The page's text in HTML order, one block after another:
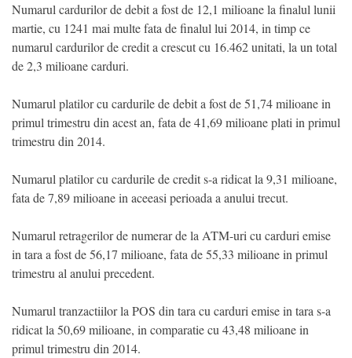
Numarul cardurilor de debit a fost de 12,1 milioane la finalul lunii
martie, cu 1241 mai multe fata de finalul lui 2014, in timp ce
numarul cardurilor de credit a crescut cu 16.462 unitati, la un total
de 2,3 milioane carduri.
Numarul platilor cu cardurile de debit a fost de 51,74 milioane in
primul trimestru din acest an, fata de 41,69 milioane plati in primul
trimestru din 2014.
Numarul platilor cu cardurile de credit s-a ridicat la 9,31 milioane,
fata de 7,89 milioane in aceeasi perioada a anului trecut.
Numarul retragerilor de numerar de la ATM-uri cu carduri emise
in tara a fost de 56,17 milioane, fata de 55,33 milioane in primul
trimestru al anului precedent.
Numarul tranzactiilor la POS din tara cu carduri emise in tara s-a
ridicat la 50,69 milioane, in comparatie cu 43,48 milioane in
primul trimestru din 2014.